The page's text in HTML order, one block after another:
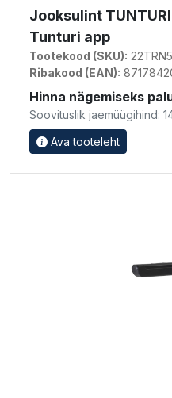
Jooksulint
Tunturi app
Tootekood (SKU):
Ribakood (EAN):
Hinna nägemiseks
Soovituslik jaemüügihind:
Ava tooteleht